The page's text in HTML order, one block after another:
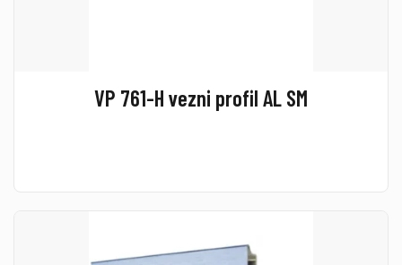
VP 761-H vezni profil AL SM